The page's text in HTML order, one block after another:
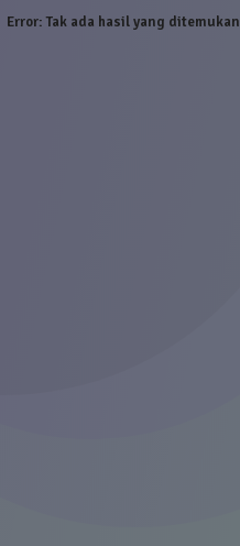
Error:Tak ada hasil yang ditemukan